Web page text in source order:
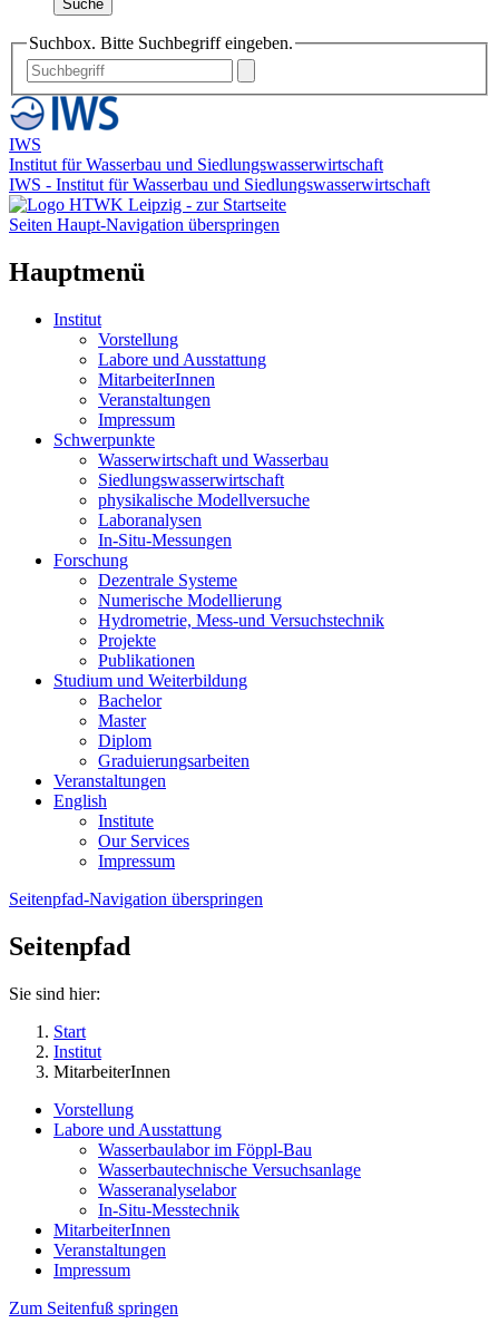
Suche
Suchbox. Bitte Suchbegriff eingeben.
IWS
Institut für Wasserbau und Siedlungswasserwirtschaft
IWS - Institut für Wasserbau und Siedlungswasserwirtschaft
Seiten Haupt-Navigation überspringen
Hauptmenü
Institut
Vorstellung
Labore und Ausstattung
MitarbeiterInnen
Veranstaltungen
Impressum
Schwerpunkte
Wasserwirtschaft und Wasserbau
Siedlungswasserwirtschaft
physikalische Modellversuche
Laboranalysen
In-Situ-Messungen
Forschung
Dezentrale Systeme
Numerische Modellierung
Hydrometrie, Mess-und Versuchstechnik
Projekte
Publikationen
Studium und Weiterbildung
Bachelor
Master
Diplom
Graduierungsarbeiten
Veranstaltungen
English
Institute
Our Services
Impressum
Seitenpfad-Navigation überspringen
Seitenpfad
Sie sind hier:
Start
Institut
MitarbeiterInnen
Vorstellung
Labore und Ausstattung
Wasserbaulabor im Föppl-Bau
Wasserbautechnische Versuchsanlage
Wasseranalyselabor
In-Situ-Messtechnik
MitarbeiterInnen
Veranstaltungen
Impressum
Zum Seitenfuß springen